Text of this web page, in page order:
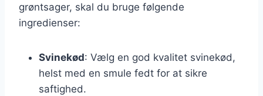
grøntsager, skal du bruge følgende
ingredienser:
Svinekød: Vælg en god kvalitet svinekød,
helst med en smule fedt for at sikre
saftighed.